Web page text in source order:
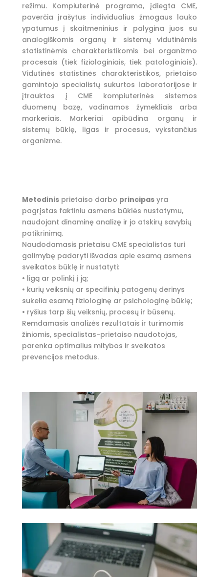
režimu. Kompiuterinė programa, įdiegta CME,
paverčia įrašytus individualius žmogaus lauko
ypatumus į skaitmeninius ir palygina juos su
analogiškomis organų ir sistemų vidutinėmis
statistinėmis charakteristikomis bei organizmo
procesais (tiek fiziologiniais, tiek patologiniais).
Vidutinės statistinės charakteristikos, prietaiso
gamintojo specialistų sukurtos laboratorijose ir
įtrauktos į CME kompiuterinės sistemos
duomenų bazę, vadinamos žymekliais arba
markeriais. Markeriai apibūdina organų ir
sistemų būklę, ligas ir procesus, vykstančius
organizme.
Metodinisprietaiso darbo principasyra
pagrįstas faktiniu asmens būklės nustatymu,
naudojant dinaminę analizę ir jo atskirų savybių
patikrinimą.
Naudodamasis prietaisu CME specialistas turi
galimybę padaryti išvadas apie esamą asmens
sveikatos būklę ir nustatyti:
• ligą ar polinkį į ją;
• kurių veiksnių ar specifinių patogenų derinys
sukelia esamą fiziologinę ar psichologinę būklę;
• ryšius tarp šių veiksnių, procesų ir būsenų.
Remdamasis analizės rezultatais ir turimomis
žiniomis, specialistas-prietaiso naudotojas,
parenka optimalius mitybos ir sveikatos
prevencijos metodus.